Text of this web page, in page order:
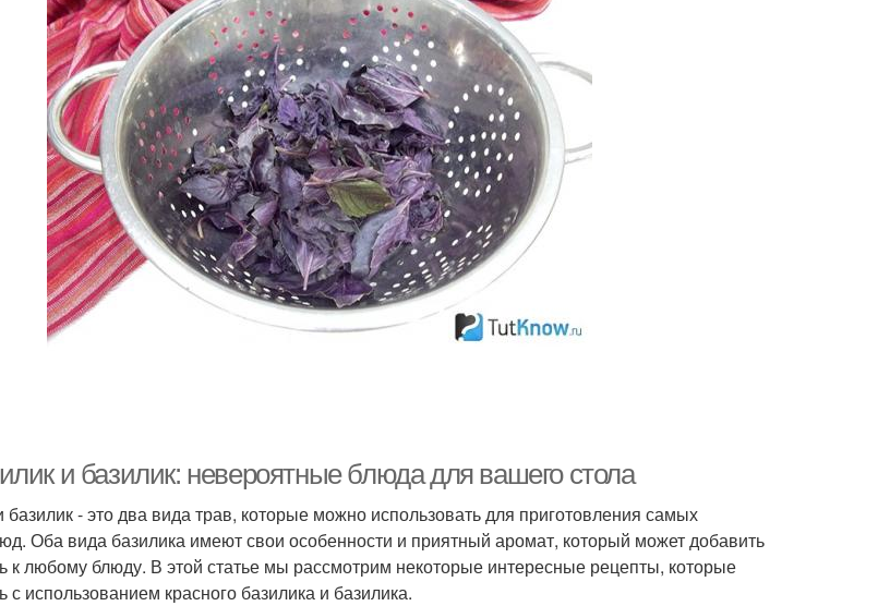
Базилик с чем Блюда с базиликом
Базилик для женщин Базилик для мужчин
Рецепты с базиликом
Применение в
кулинарии
и базилик: невероятные блюда для вашего стола
базилик - это два вида трав, которые можно использовать для приготовления самых
Оба вида базилика имеют свои особенности и приятный аромат, который может добавить
к любому блюду. В этой статье мы рассмотрим некоторые интересные рецепты, которые
с использованием красного базилика и базилика.